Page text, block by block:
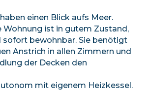
einen Blick aufs Meer.
Wohnung ist in gutem Zustand,
bewohnbar. Sie benötigt
Anstrich in allen Zimmern und
der Decken den
mit eigenem Heizkessel.